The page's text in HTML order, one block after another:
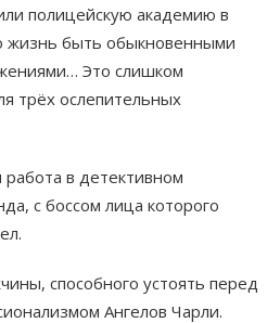
полицейскую академию в
жизнь быть обыкновенными
Это слишком
трёх ослепительных
в детективном
с боссом лица которого
способного устоять перед
Ангелов Чарли.